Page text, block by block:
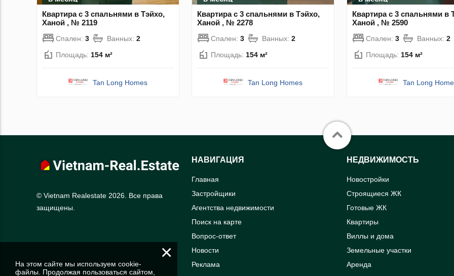
Квартира с 3 спальнями в Тэйхо,
Ханой , № 2119
Спален: 3 Ванных: 2
Площадь: 154 м²
Tan Long Homes
Квартира с 3 спальнями в Тэйхо,
Ханой , № 2278
Спален: 3 Ванных: 2
Площадь: 154 м²
Tan Long Homes
Квартира с 3 спальнями в
Ханой , № 2590
Спален: 3 Ванных: 2
Площадь: 154 м²
Tan Long
© Vietnam Realestate 2026. Все права
защищены.
НАВИГАЦИЯ
Главная
Застройщики
Агентства недвижимости
Поиск на карте
Вопрос-ответ
Новости
Реклама
НЕДВИЖИМОСТЬ
Новостройки
Строящиеся ЖК
Готовые ЖК
Квартиры
Виллы и дома
Земельные участки
Аренда
×
На этом сайте мы используем cookie-
файлы. Продолжая пользоваться сайтом,